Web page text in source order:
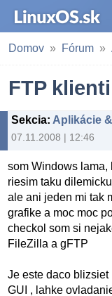
Domov Fórum
FTP
Sekcia: Aplikácie
07.11.2008 | 12:46
som Windows lama,
riesim taku
ale ani jeden mi tak
grafike a moc moc
checkol som si
FileZilla a gFTP
Je este daco
GUI , lahke